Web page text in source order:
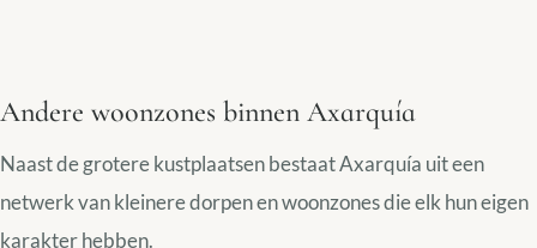
Andere woonzones binnen Axarquía
Naast de grotere kustplaatsen bestaat Axarquía uit een
netwerk van kleinere dorpen en woonzones die elk hun eigen
karakter hebben.